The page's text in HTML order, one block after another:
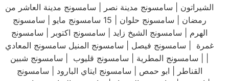
الشيراتون | سامسونج مدينة نصر | سامسونج مدينة العاشر من
رمضان | سامسونج حلوان | 15 سامسونج مايو | سامسونج
الهرم | سامسونج الشيخ زايد | سامسونج اكتوبر | سامسونج
غمرة | سامسونج فيصل | سامسونج المنيل سامسونج المعادي
| | سامسونج المطرية | سامسونج قليوب | سامسونج شبين
القناطر | ابو حمص | سامسونج ايتاي البارود | سامسونج